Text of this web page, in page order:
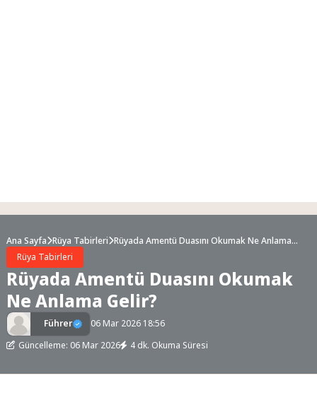
Ana Sayfa Rüya Tabirleri Rüyada Amentü Duasını Okumak Ne Anlama
Rüya Tabirleri
Rüyada Amentü Duasını Okumak
Ne Anlama Gelir?
Führer
06 Mar 2026 18:56
Güncelleme: 06 Mar 2026
4 dk. Okuma Süresi